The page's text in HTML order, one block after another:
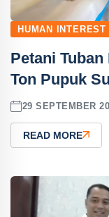
HUMAN INTEREST
Petani Tuban
Ton Pupuk
29 SEPTEMBER
READ MORE